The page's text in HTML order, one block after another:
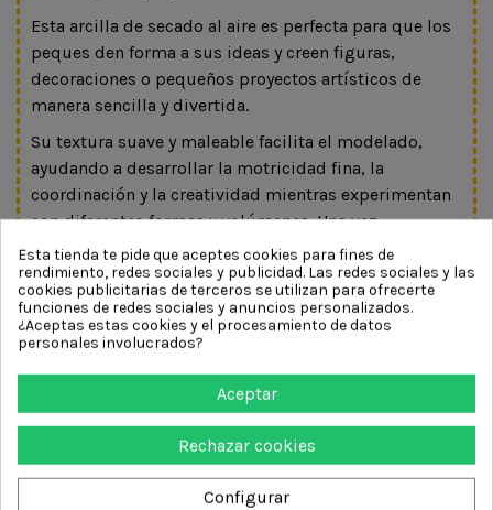
Esta arcilla de secado al aire es perfecta para que los
peques den forma a sus ideas y creen figuras,
decoraciones o pequeños proyectos artísticos de
manera sencilla y divertida.
Su textura suave y maleable facilita el modelado,
ayudando a desarrollar la motricidad fina, la
coordinación y la creatividad mientras experimentan
con diferentes formas y volúmenes. Una vez
terminada la creación, la pieza se seca al aire sin
necesidad de horno.
Ideal para manualidades en casa, actividades
escolares o tardes creativas en familia.
DETALLES DEL PRODUCTO
Esta tienda te pide que aceptes cookies para fines de
rendimiento, redes sociales y publicidad. Las redes sociales y las
cookies publicitarias de terceros se utilizan para ofrecerte
funciones de redes sociales y anuncios personalizados.
¿Aceptas estas cookies y el procesamiento de datos
personales involucrados?
Aceptar
Rechazar cookies
Configurar